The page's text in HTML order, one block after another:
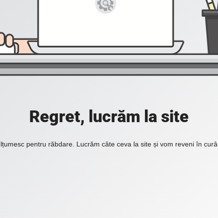
Regret, lucrăm la site
pentru răbdare. Lucrăm câte ceva la site și vom reveni în